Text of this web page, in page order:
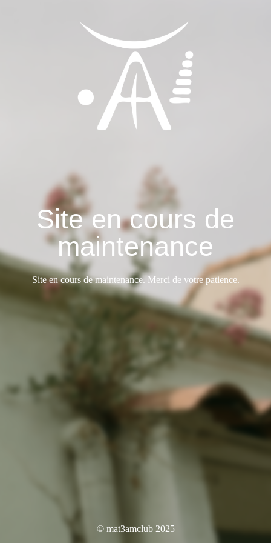
Site en cours de
maintenance
Site en cours de maintenance. Merci de votre patience.
© mat3amclub 2025